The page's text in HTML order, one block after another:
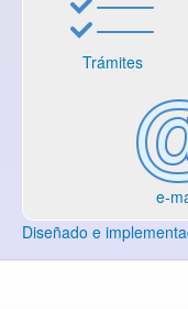
Trámites
e-
Diseñado e